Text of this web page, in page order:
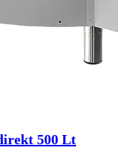
500 Lt